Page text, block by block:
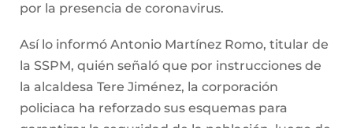
por la presencia de coronavirus.
Así lo informó Antonio Martínez Romo, titular de
la SSPM, quién señaló que por instrucciones de
la alcaldesa Tere Jiménez, la corporación
policiaca ha reforzado sus esquemas para